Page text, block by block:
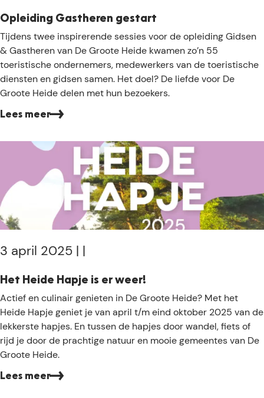
e
e
i
d
e
t
o
t
e
Opleiding Gastheren gestart
O
p
l
e
i
i
t
h
r
n
e
s
t
a
r
t
Tijdens twee inspirerende sessies voor de opleiding Gidsen
& Gastheren van De Groote Heide kwamen zo’n 55
toeristische ondernemers, medewerkers van de toeristische
diensten en gidsen samen. Het doel? De liefde voor De
Groote Heide delen met hun bezoekers.
Lees meer
Het Heide Hapje is er weer!
3 april 2025 | |
H
e
t
H
e
d
Actief en culinair genieten in De Groote Heide? Met het
Heide Hapje geniet je van april t/m eind oktober 2025 van de
lekkerste hapjes. En tussen de hapjes door wandel, fiets of
rijd je door de prachtige natuur en mooie gemeentes van De
Groote Heide.
Lees meer